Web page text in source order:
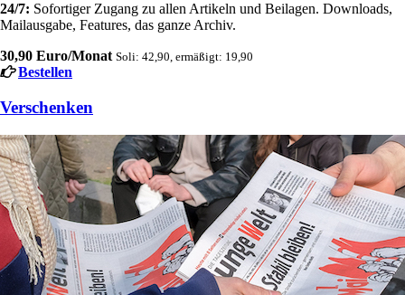
24/7: Sofortiger Zugang zu allen Artikeln und Beilagen. Downloads,
Mailausgabe, Features, das ganze Archiv.
30,90 Euro/Monat Soli: 42,90, ermäßigt: 19,90
Bestellen
Verschenken